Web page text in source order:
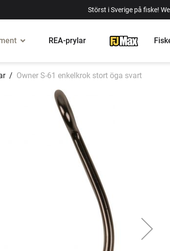
Störst i Sverige på fiske!
REA-prylar
Owner S-61 enkelkrok stort öga svart